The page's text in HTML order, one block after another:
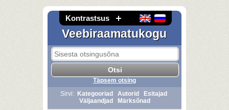
Kontrastsus
Veebiraamatukogu
Täpsem otsing
Sirvi:
Kategooriad Autorid
Esitajad
Väljaandjad
Märksõnad